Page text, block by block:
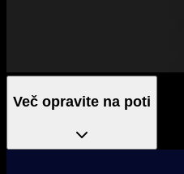
Več opravite na poti